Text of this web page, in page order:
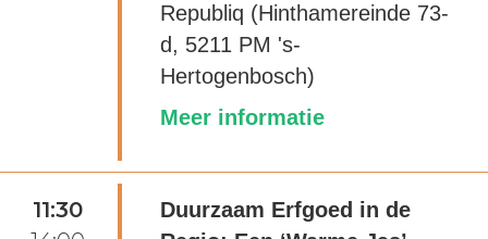
Republiq (Hinthamereinde 73-
d, 5211 PM 's-
Hertogenbosch)
Meer informatie
11:30
Duurzaam Erfgoed in de